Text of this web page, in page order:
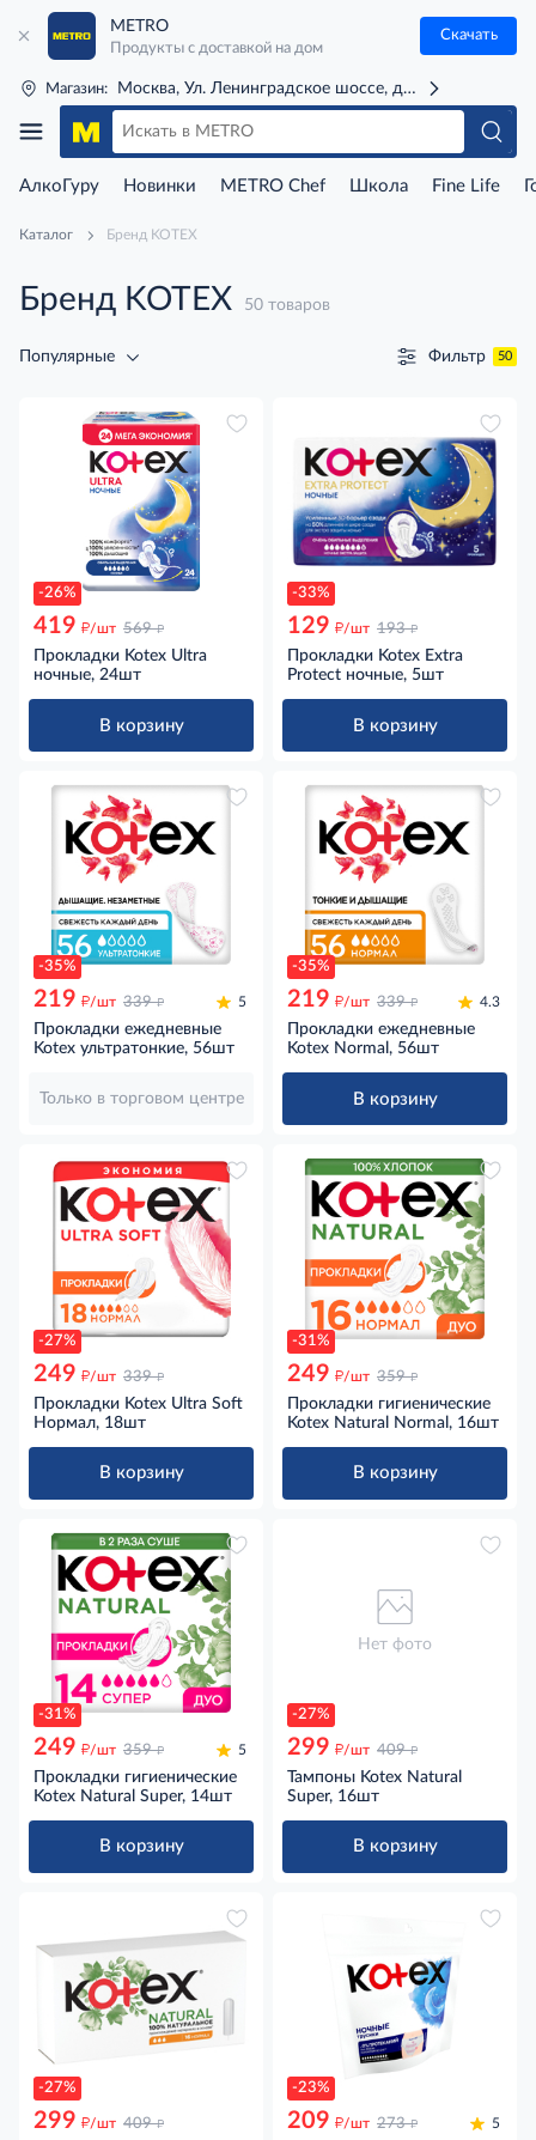
METRO
Продукты с доставкой на дом
Скачать
Магазин: Москва, Ул. Ленинградское шоссе, д. 71Г (м. Речной
АлкоГуру Новинки METRO Chef Школа Fine Life
Каталог Бренд KOTEX
Бренд KOTEX 50 товаров
Популярные Фильтр 50
-26%
419 д/шт 569 д
Прокладки Kotex Ultra
ночные, 24шт
В корзину
-33%
129 д/шт 193 д
Прокладки Kotex Extra
Protect ночные, 5шт
В корзину
-35%
219 д/шт 339 д 5
Прокладки ежедневные
Kotex ультратонкие, 56шт
Только в торговом центре
-35%
219 д/шт 339 д 4.3
Прокладки ежедневные
Kotex Normal, 56шт
В корзину
-27%
249 д/шт 339 д
Прокладки Kotex Ultra Soft
Нормал, 18шт
В корзину
-31%
249 д/шт 359 д
Прокладки гигиенические
Kotex Natural Normal, 16шт
В корзину
-31%
249 д/шт 359 д 5
Прокладки гигиенические
Kotex Natural Super, 14шт
В корзину
Нет фото
-27%
299 д/шт 409 д
Тампоны Kotex Natural
Super, 16шт
В корзину
-27%
299 д/шт 409 д
-23%
209 д/шт 273 д 5